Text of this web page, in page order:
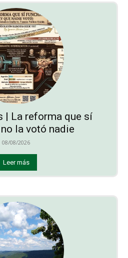
| La reforma que sí
la votó nadie
08/08/2026
Leer más